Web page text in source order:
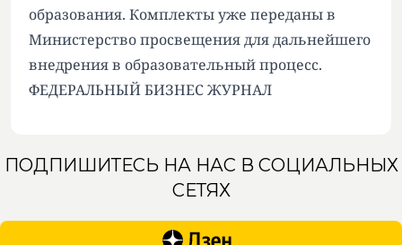
образования. Комплекты уже переданы в
Министерство просвещения для дальнейшего
внедрения в образовательный процесс.
ФЕДЕРАЛЬНЫЙ БИЗНЕС ЖУРНАЛ
ПОДПИШИТЕСЬ НА НАС В СОЦИАЛЬНЫХ
СЕТЯХ